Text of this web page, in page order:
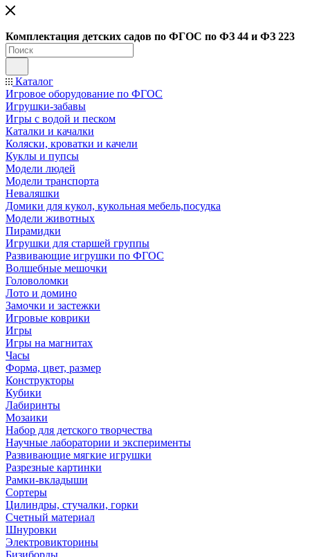
Комплектация детских садов по ФГОC по ФЗ 44 и ФЗ 223
Каталог
Игровое оборудование по ФГОС
Игрушки-забавы
Игры с водой и песком
Каталки и качалки
Коляски, кроватки и качели
Куклы и пупсы
Модели людей
Модели транспорта
Неваляшки
Домики для кукол, кукольная мебель,посудка
Модели животных
Пирамидки
Игрушки для старшей группы
Развивающие игрушки по ФГОС
Волшебные мешочки
Головоломки
Лото и домино
Замочки и застежки
Игровые коврики
Игры
Игры на магнитах
Часы
Форма, цвет, размер
Конструкторы
Кубики
Лабиринты
Мозаики
Набор для детского творчества
Научные лаборатории и эксперименты
Развивающие мягкие игрушки
Разрезные картинки
Рамки-вкладыши
Сортеры
Цилиндры, стучалки, горки
Счетный материал
Шнуровки
Электровикторины
Бизиборды